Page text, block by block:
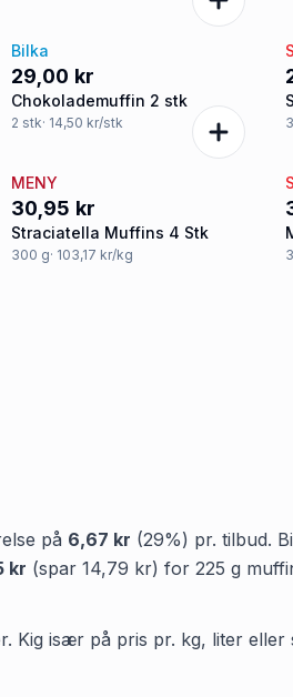
Bilka
29,00 kr
Chokolademuffin 2 stk
2 stk· 14,50 kr/stk
MENY
30,95 kr
Straciatella Muffins 4 Stk
300 g· 103,17 kr/kg
på 6,67 kr (29%) pr. tilbud.
kr (spar 14,79 kr) for 225 g
Kig især på pris pr. kg, liter